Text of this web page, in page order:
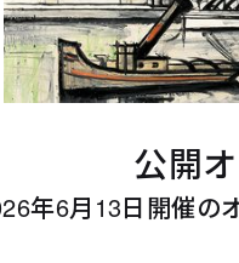
公開
年6月13日開催の